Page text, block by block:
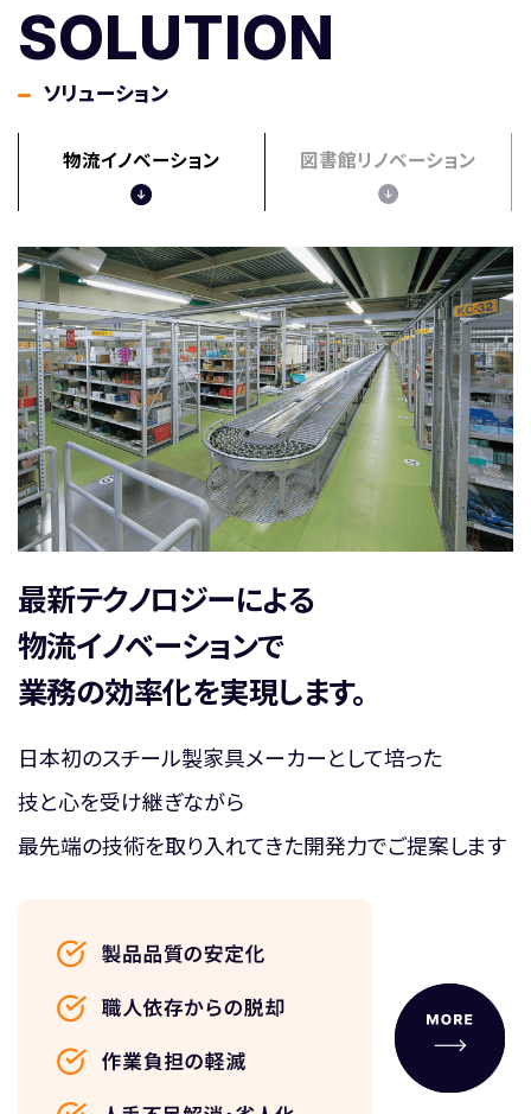
SOLUTION
ソリューション
物流イノベーション 図書館リノベーション
最新テクノロジーによる
物流イノベーションで
業務の効率化を実現します。
日本初のスチール製家具メーカーとして培った
技と心を受け継ぎながら
最先端の技術を取り入れてきた開発力でご提案します